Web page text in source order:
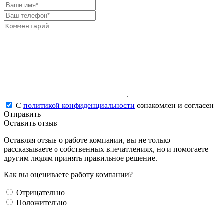
С политикой конфиденциальности ознакомлен и согласен
Отправить
Оставить отзыв
Оставляя отзыв о работе компании, вы не только
рассказываете о собственных впечатлениях, но и помогаете
другим людям принять правильное решение.
Как вы оцениваете работу компании?
Отрицательно
Положительно